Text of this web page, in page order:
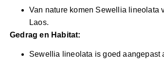
Van nature komen Sewellia lineolata
Laos.
Gedrag en Habitat:
Sewellia lineolata is goed aangepast